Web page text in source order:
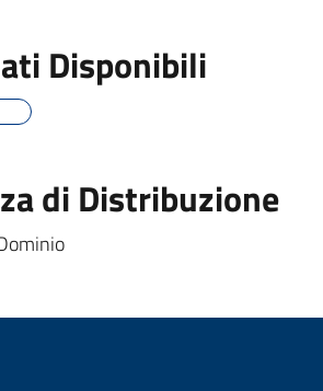
Disponibili
di Distribuzione